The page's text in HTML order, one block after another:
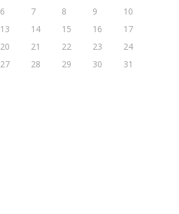
6 7 8 9
10
13 14 15 16
17
20 21 22 23
24
27 28 29 30
31